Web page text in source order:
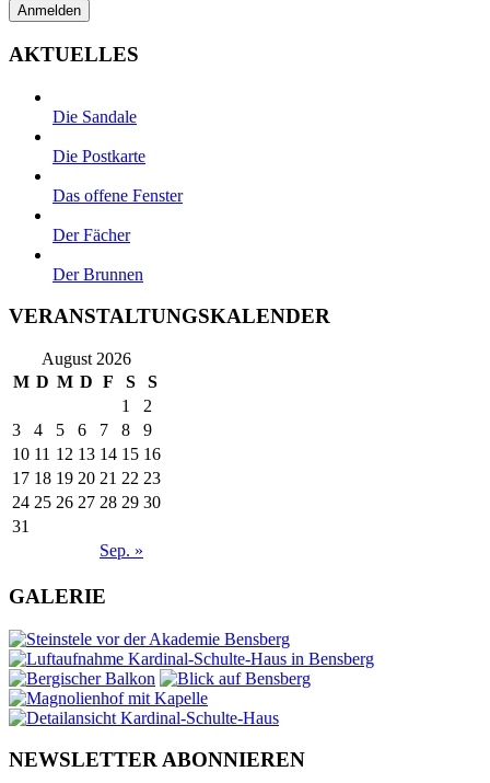
AKTUELLES
Die Sandale
Die Postkarte
Das offene Fenster
Der Fächer
Der Brunnen
VERANSTALTUNGSKALENDER
August 2026
M D M D F S S
Sep. »
1
2
3
4 5 6 7 8
9
10 11 12 13 14 15 16
17 18 19 20 21 22 23
24 25 26 27 28 29 30
31
GALERIE
NEWSLETTER ABONNIEREN